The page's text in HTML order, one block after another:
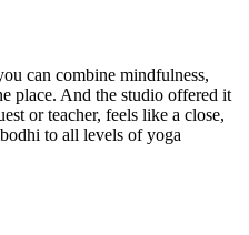
can combine mindfulness,
place. And the studio offered it
or teacher, feels like a close,
to all levels of yoga